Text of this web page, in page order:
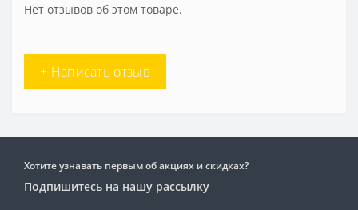
Нет отзывов об этом товаре.
+ Написать отзыв
Хотите узнавать первым об акциях и скидках?
Подпишитесь на нашу рассылку